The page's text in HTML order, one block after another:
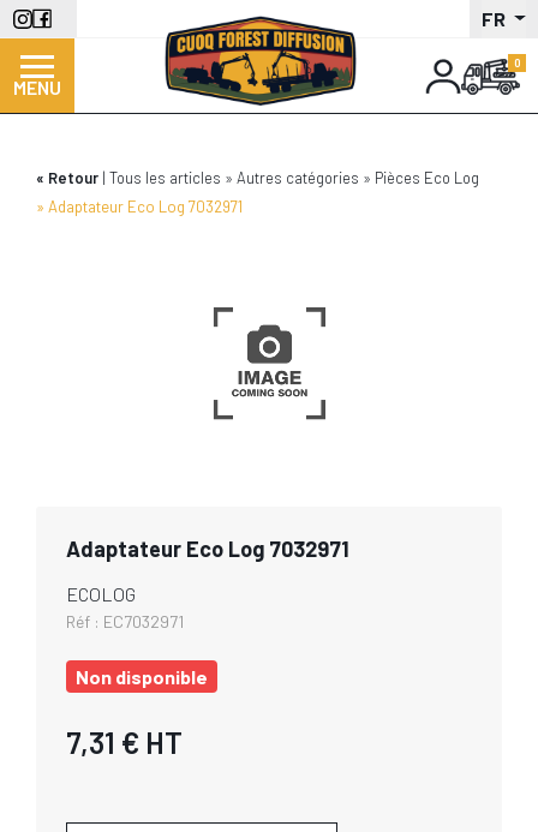
Aller
au
contenu
principal
FR
MENU
Retour Tous les articles Autres catégories
Pièces Eco Log
Adaptateur Eco Log 7032971
Adaptateur Eco Log 7032971
ECOLOG
Réf : EC7032971
Non disponible
7,31 € HT